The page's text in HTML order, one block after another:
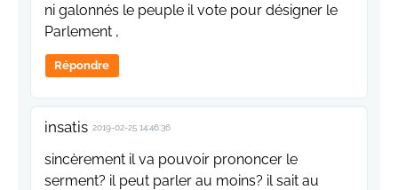
ni galonnés le peuple il vote pour désigner le
Parlement ,
Répondre
insatis 2019-02-25 14:46:36
sincèrement il va pouvoir prononcer le
serment? il peut parler au moins? il sait au